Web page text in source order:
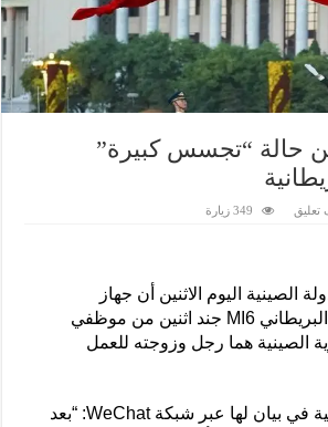
حالة “تجسس كبيرة”
349 زيارة
الصينية اليوم الاثنين أن جهاز
المخابرات الخارجية البريطاني MI6 جند اثنين من موظفي
الصينية هما رجل وزوجته للعمل
وقالت الوزارة الصينية في بيان لها عبر شبكة WeChat: “بعد